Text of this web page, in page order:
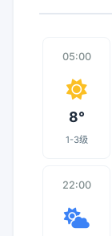
05:00
8°
1-3级
22:00